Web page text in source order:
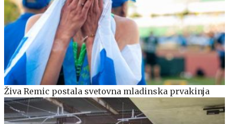
Živa Remic postala svetovna mladinska prvakinja